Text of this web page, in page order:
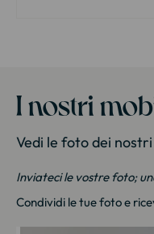
I nostri
Vedi le foto dei
Inviateci le vostre foto;
Condividi le tue foto e